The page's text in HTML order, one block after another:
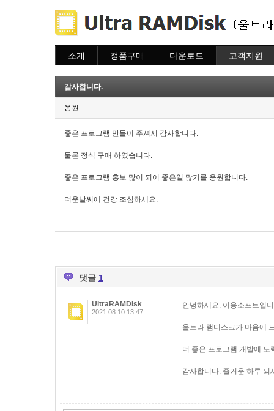
소개 정품구매
이용안내
다운로드 고객지원
질문하기
감사합니다.
응원
좋은 프로그램 만들어 주셔서 감사합니다.
물론 정식 구매 하였습니다.
좋은 프로그램 홍보 많이 되어 좋은일 많기를 응원합니다.
더운날씨에 건강 조심하세요.
댓글 1
UltraRAMDisk
2021.08.10 13:47
안녕하세요. 이응소프트입
울트라 램디스크가 마음에
더 좋은 프로그램 개발에 노
감사합니다. 즐거운 하루 되